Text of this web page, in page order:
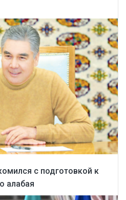
с подготовкой к
алабая